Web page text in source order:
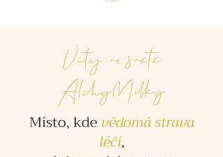
Vítej ve světě
AlchyMilky
Místo, kde vědomá strava
léčí,